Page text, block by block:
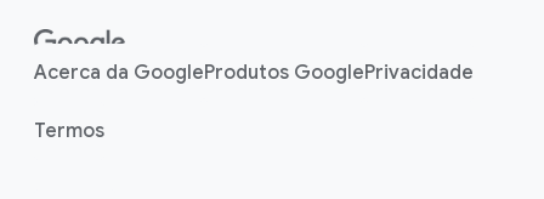
Acerca da GoogleProdutos GooglePrivacidade
Termos